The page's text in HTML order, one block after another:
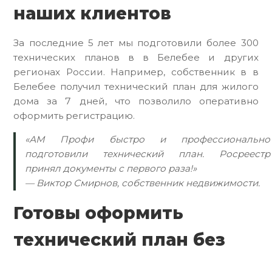
наших клиентов
За последние 5 лет мы подготовили более 300
технических планов в в Белебее и других
регионах России. Например, собственник в в
Белебее получил технический план для жилого
дома за 7 дней, что позволило оперативно
оформить регистрацию.
«АМ Профи быстро и профессионально
подготовили технический план. Росреестр
принял документы с первого раза!»
— Виктор Смирнов, собственник недвижимости.
Готовы оформить
технический план без